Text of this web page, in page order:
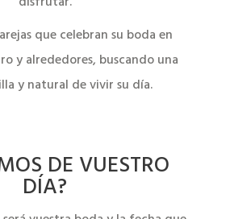
que celebran su boda en
y alrededores, buscando una
y natural de vivir su día.
DE VUESTRO
DÍA?